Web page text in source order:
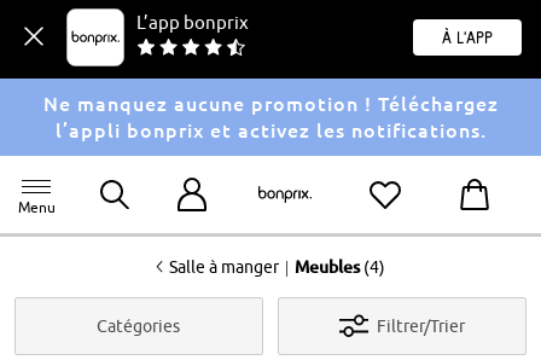
L’app bonprix
À l'app
Ne manquez aucune promotion ! Téléchargez
l’appli bonprix et activez les notifications.
Menu
<Salle à manger | Meubles (4)
Catégories Filtrer/Trier